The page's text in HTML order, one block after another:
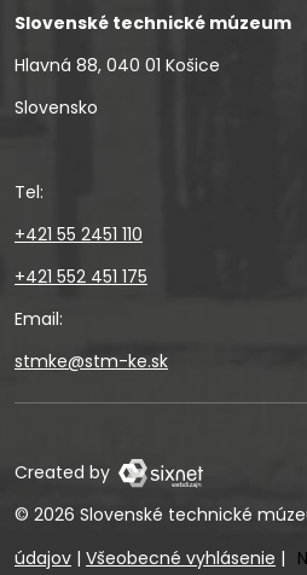
Slovenské technické múzeum
Hlavná 88, 040 01 Košice
Slovensko
Tel:
+421 55 2451 110
+421 552 451 175
Email:
stmke@stm-ke.sk
Created by
© 2026 Slovenské technické
údajov | Všeobecné vyhlásenie |